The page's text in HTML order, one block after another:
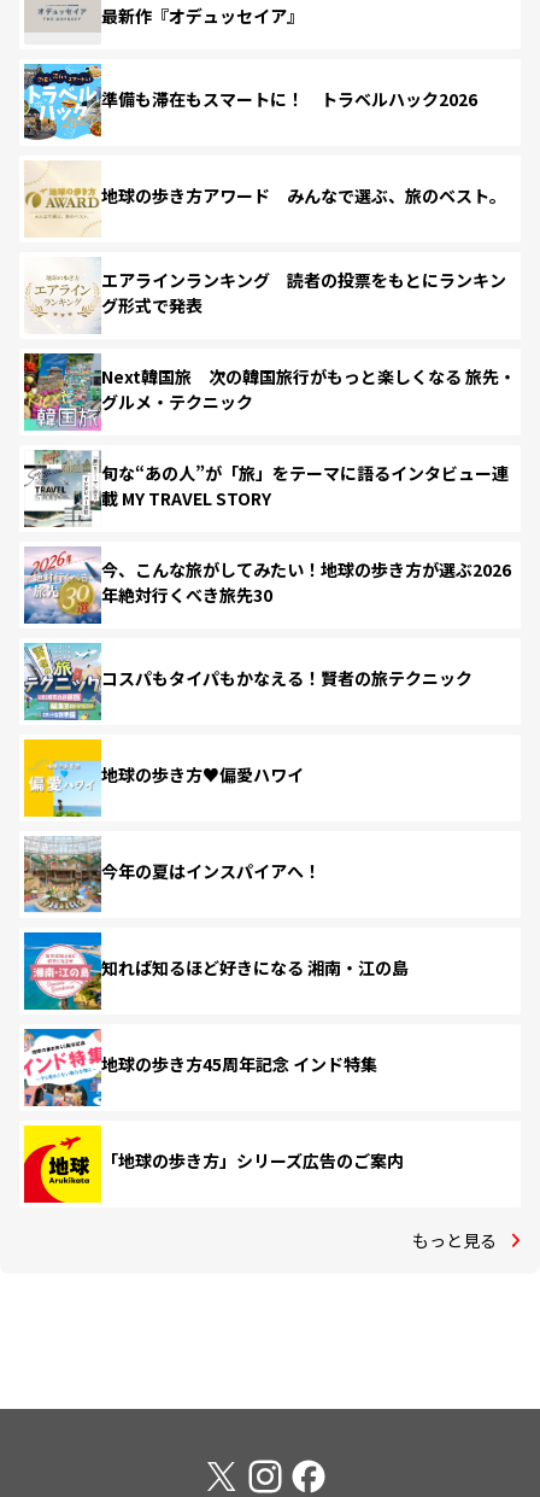
最新作『オデュッセイア』
準備も滞在もスマートに！ トラベルハック2026
地球の歩き方アワード みんなで選ぶ、旅のベスト。
エアラインランキング 読者の投票をもとにランキン
グ形式で発表
Next韓国旅 次の韓国旅行がもっと楽しくなる 旅先・
グルメ・テクニック
旬な“あの人”が「旅」をテーマに語るインタビュー連
載 MY TRAVEL STORY
今、こんな旅がしてみたい！地球の歩き方が選ぶ2026
年絶対行くべき旅先30
コスパもタイパもかなえる！賢者の旅テクニック
地球の歩き方♥偏愛ハワイ
今年の夏はインスパイアへ！
知れば知るほど好きになる 湘南・江の島
地球の歩き方45周年記念 インド特集
「地球の歩き方」シリーズ広告のご案内
もっと見る